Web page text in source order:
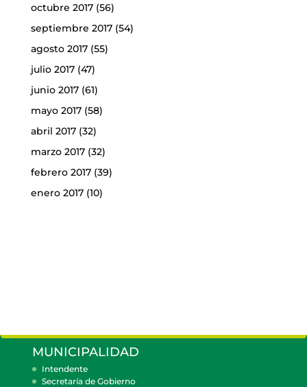
octubre 2017(56)
septiembre 2017(54)
agosto 2017(55)
julio 2017(47)
junio 2017(61)
mayo 2017(58)
abril 2017(32)
marzo 2017(32)
febrero 2017(39)
enero 2017(10)
MUNICIPALIDAD
Intendente
Secretaría de Gobierno